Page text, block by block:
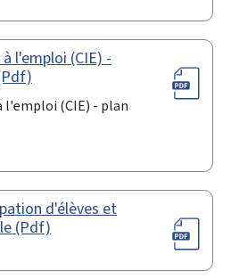
l'emploi (CIE) -
(CIE) - plan
d'élèves et
(Pdf)